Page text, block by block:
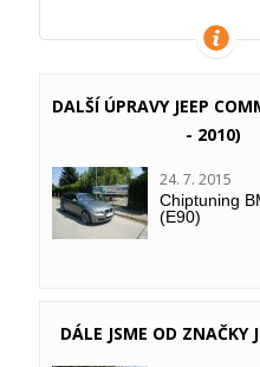
VÍCE
DALŠÍ ÚPRAVY JEEP
- 2010)
24. 7. 2015
Chiptuning
(E90)
DÁLE JSME OD ZNAČKY